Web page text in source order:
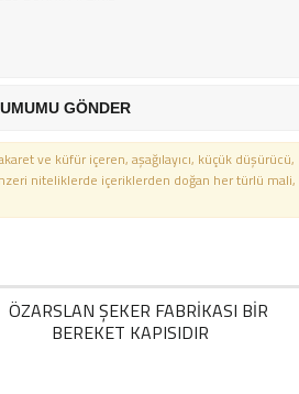
GÖNDER
ve küfür içeren, aşağılayıcı, küçük düşürücü,
niteliklerde içeriklerden doğan her türlü mali,